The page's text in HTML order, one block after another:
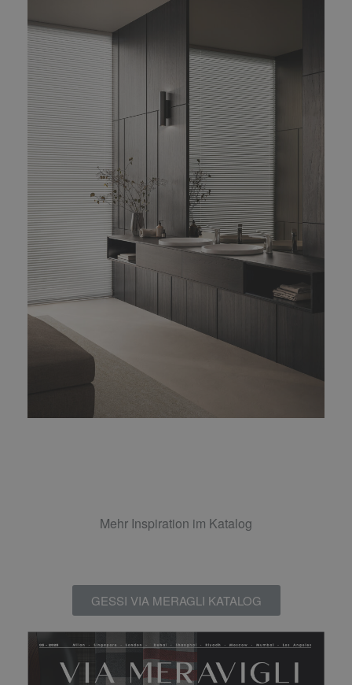
Mehr Inspiration im Katalog
GESSI VIA MERAGLI KATALOG